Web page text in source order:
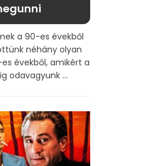
a 90-es évekből
néhány olyan
évekből, amikért a
odavagyunk ...